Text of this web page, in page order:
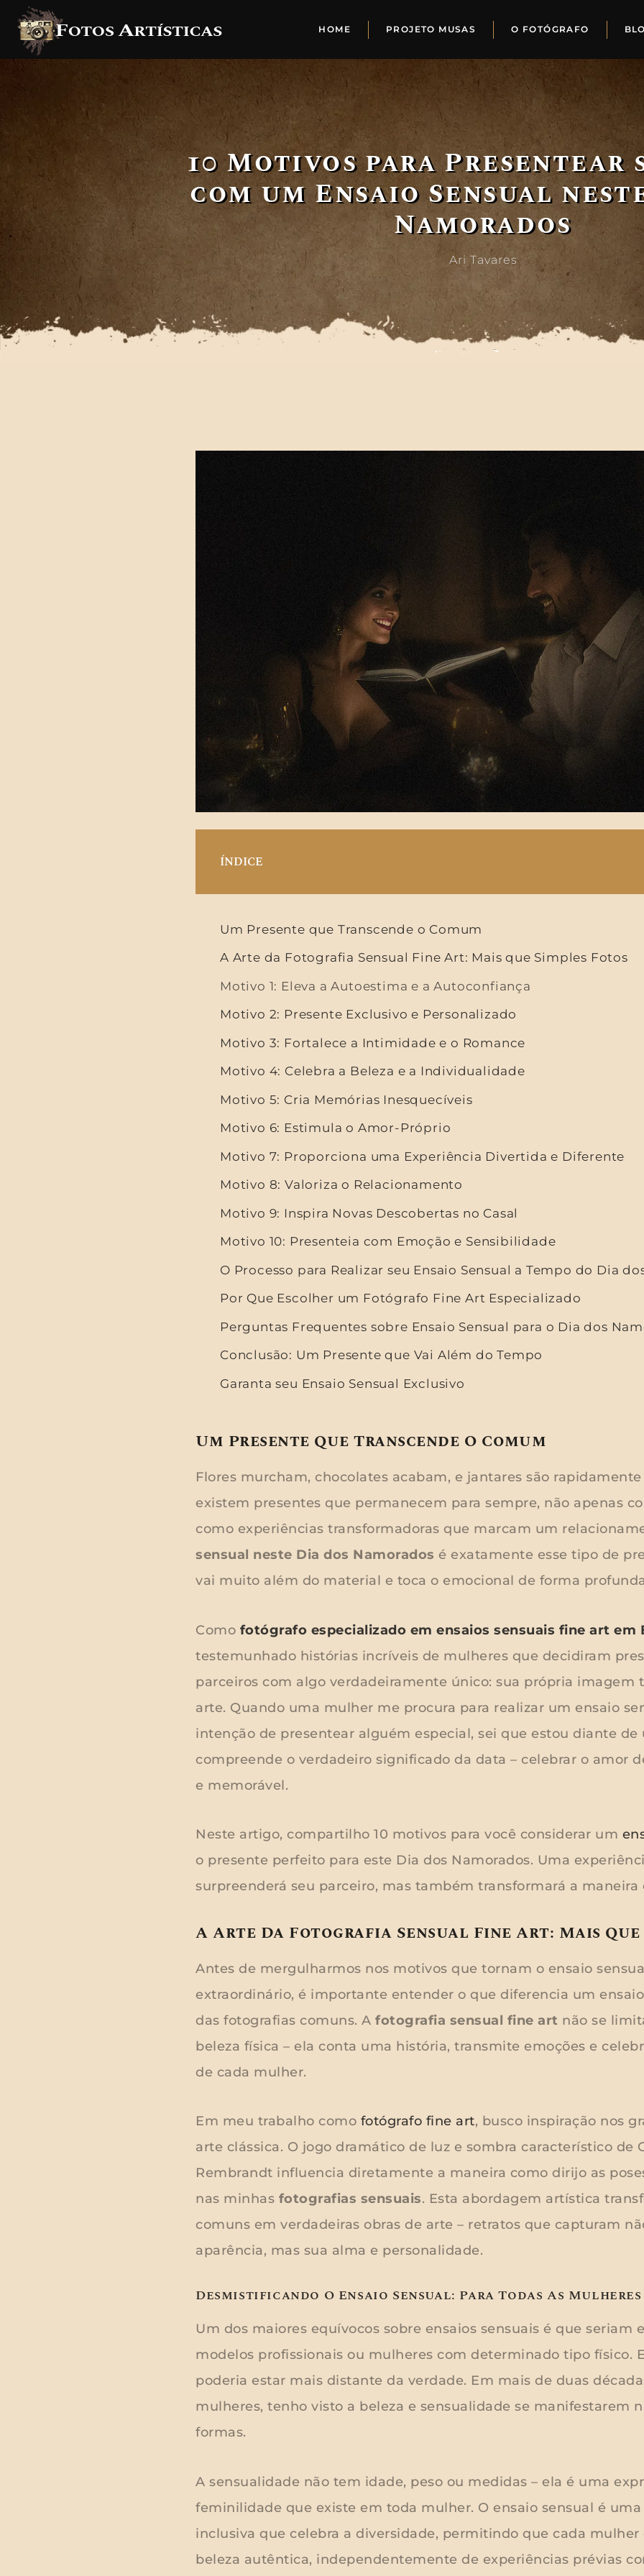
HOME PROJETO MUSAS O FOTÓGRAFO
10 Motivos para Presentear
com um Ensaio Sensual
Namorados
Ari Tavares
ÍNDICE
Um Presente que Transcende o Comum
A Arte da Fotografia Sensual Fine Art: Mais que Simples Fotos
Motivo 1: Eleva a Autoestima e a Autoconfiança
Motivo 2: Presente Exclusivo e Personalizado
Motivo 3: Fortalece a Intimidade e o Romance
Motivo 4: Celebra a Beleza e a Individualidade
Motivo 5: Cria Memórias Inesquecíveis
Motivo 6: Estimula o Amor-Próprio
Motivo 7: Proporciona uma Experiência Divertida e Diferente
Motivo 8: Valoriza o Relacionamento
Motivo 9: Inspira Novas Descobertas no Casal
Motivo 10: Presenteia com Emoção e Sensibilidade
O Processo para Realizar seu Ensaio Sensual a Tempo do Dia
Por Que Escolher um Fotógrafo Fine Art Especializado
Perguntas Frequentes sobre Ensaio Sensual para o Dia dos
Conclusão: Um Presente que Vai Além do Tempo
Garanta seu Ensaio Sensual Exclusivo
Um Presente Que Transcende O Comum
Flores murcham, chocolates acabam, e jantares são
existem presentes que permanecem para sempre, não apenas
como experiências transformadoras que marcam um
sensual neste Dia dos Namorados é exatamente esse tipo de
vai muito além do material e toca o emocional de forma
Como fotógrafo especializado em ensaios sensuais fine art em
testemunhado histórias incríveis de mulheres que decidiram
parceiros com algo verdadeiramente único: sua própria imagem
arte. Quando uma mulher me procura para realizar um ensaio
intenção de presentear alguém especial, sei que estou diante de
compreende o verdadeiro significado da data – celebrar o amor
e memorável.
Neste artigo, compartilho 10 motivos para você considerar um
o presente perfeito para este Dia dos Namorados. Uma
surpreenderá seu parceiro, mas também transformará a maneira
A Arte Da Fotografia Sensual Fine Art: Mais Que
Antes de mergulharmos nos motivos que tornam o ensaio
extraordinário, é importante entender o que diferencia um
das fotografias comuns. A fotografia sensual fine art não se
beleza física – ela conta uma história, transmite emoções e
de cada mulher.
Em meu trabalho como fotógrafo fine art, busco inspiração nos
arte clássica. O jogo dramático de luz e sombra característico de
Rembrandt influencia diretamente a maneira como dirijo as
nas minhas fotografias sensuais. Esta abordagem artística
comuns em verdadeiras obras de arte – retratos que capturam
aparência, mas sua alma e personalidade.
Desmistificando O Ensaio Sensual: Para Todas As Mulheres
Um dos maiores equívocos sobre ensaios sensuais é que seriam
modelos profissionais ou mulheres com determinado tipo físico.
poderia estar mais distante da verdade. Em mais de duas
mulheres, tenho visto a beleza e sensualidade se manifestarem
formas.
A sensualidade não tem idade, peso ou medidas – ela é uma
feminilidade que existe em toda mulher. O ensaio sensual é
inclusiva que celebra a diversidade, permitindo que cada mulher
beleza autêntica, independentemente de experiências prévias